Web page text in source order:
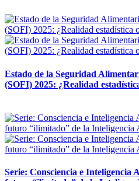
Estado de la Seguridad
(SOFI) 2025: ¿Realidad
Serie: Consciencia e